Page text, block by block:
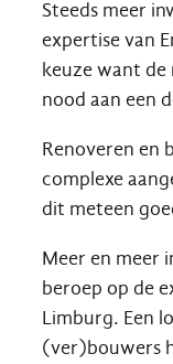
Steeds meer
expertise van
keuze want
nood aan een
Renoveren en
complexe
dit meteen
Meer en meer
beroep op de
Limburg. Een
(ver)bouwers